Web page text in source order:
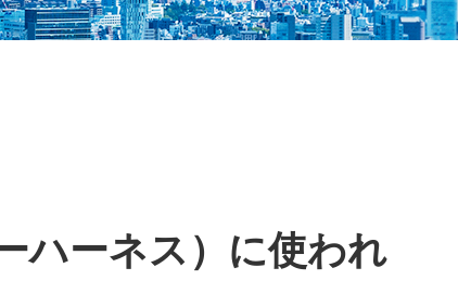
ハーネス）に使われ